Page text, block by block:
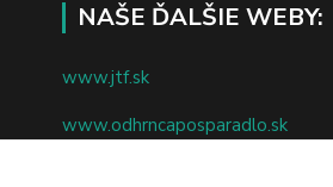
NAŠE ĎALŠIE WEBY:
www.jtf.sk
www.odhrncaposparadlo.sk